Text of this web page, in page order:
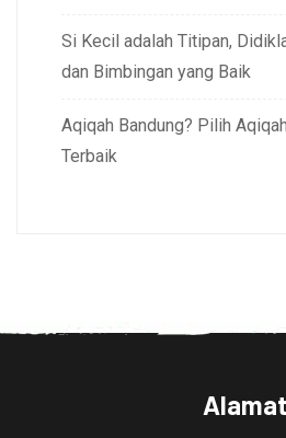
Si Kecil adalah Titipan,
dan Bimbingan yang Baik
Aqiqah Bandung? Pilih
Terbaik
Alamat